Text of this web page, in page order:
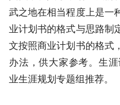
武之地在相当程度上是一
业计划书的格式与思路制
文按照商业计划书的格式
办法，供大家参考。生
业生涯规划专题组推荐。